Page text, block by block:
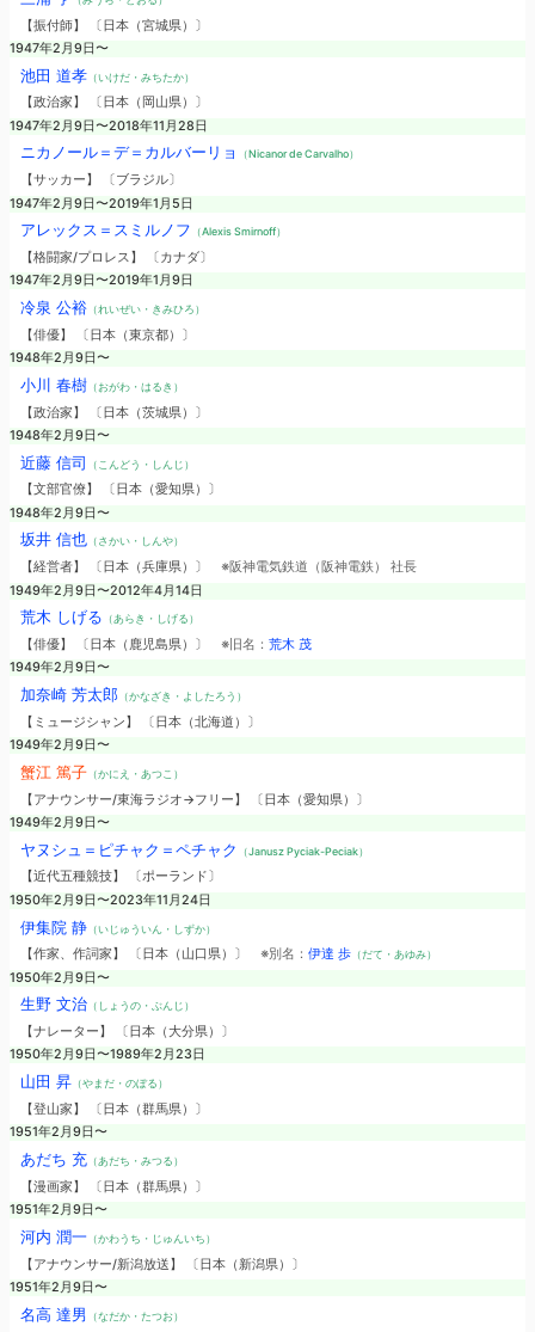
【振付師】 〔日本（宮城県）〕
1947年2月9日〜
池田 道孝（いけだ・みちたか）
【政治家】 〔日本（岡山県）〕
1947年2月9日〜2018年11月28日
ニカノール＝デ＝カルバーリョ （Nicanor de Carvalho）
【サッカー】 〔ブラジル〕
1947年2月9日〜2019年1月5日
アレックス＝スミルノフ （Alexis Smirnoff）
【格闘家/プロレス】 〔カナダ〕
1947年2月9日〜2019年1月9日
冷泉 公裕（れいぜい・きみひろ）
【俳優】 〔日本（東京都）〕
1948年2月9日〜
小川 春樹（おがわ・はるき）
【政治家】 〔日本（茨城県）〕
1948年2月9日〜
近藤 信司 （こんどう・しんじ）
【文部官僚】 〔日本（愛知県）〕
1948年2月9日〜
坂井 信也（さかい・しんや）
【経営者】 〔日本（兵庫県）〕 ※阪神電気鉄道（阪神電鉄） 社長
1949年2月9日〜2012年4月14日
荒木 しげる （あらき・しげる）
【俳優】 〔日本（鹿児島県）〕 ※旧名： 荒木 茂
1949年2月9日〜
加奈崎 芳太郎（かなざき・よしたろう）
【ミュージシャン】 〔日本（北海道）〕
1949年2月9日〜
蟹江 篤子（かにえ・あつこ）
【アナウンサー/東海ラジオ→フリー】 〔日本（愛知県）〕
1949年2月9日〜
ヤヌシュ＝ピチャク＝ペチャク （Janusz Pyciak-Peciak）
【近代五種競技】 〔ポーランド〕
1950年2月9日〜2023年11月24日
伊集院 静（いじゅういん・しずか）
【作家、作詞家】 〔日本（山口県）〕 ※別名： 伊達 歩（だて・あゆみ）
1950年2月9日〜
生野 文治（しょうの・ぶんじ）
【ナレーター】 〔日本（大分県）〕
1950年2月9日〜1989年2月23日
山田 昇（やまだ・のぼる）
【登山家】 〔日本（群馬県）〕
1951年2月9日〜
あだち 充（あだち・みつる）
【漫画家】 〔日本（群馬県）〕
1951年2月9日〜
河内 潤一（かわうち・じゅんいち）
【アナウンサー/新潟放送】 〔日本（新潟県）〕
1951年2月9日〜
名高 達男 （なだか・たつお）